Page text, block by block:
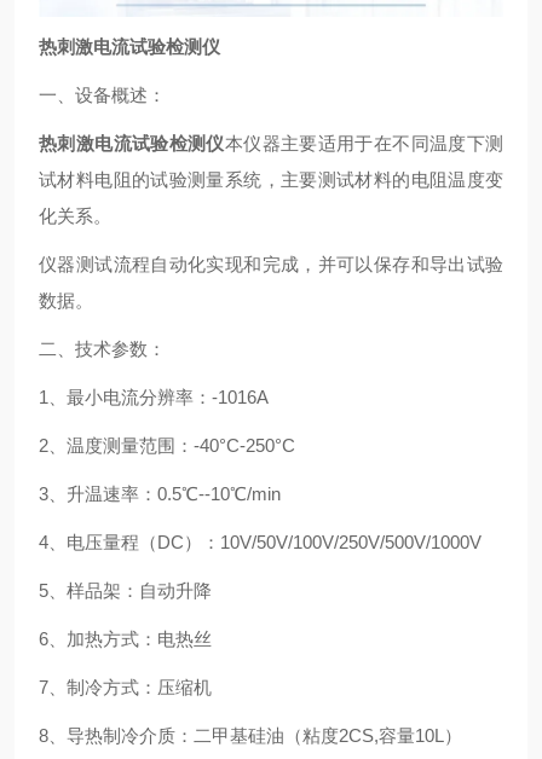
热刺激电流试验检测仪
一、设备概述：
热刺激电流试验检测仪本仪器主要适用于在不同温度下测
试材料电阻的试验测量系统，主要测试材料的电阻温度变
化关系。
仪器测试流程自动化实现和完成，并可以保存和导出试验
数据。
二、技术参数：
1、最小电流分辨率：-1016A
2、温度测量范围：-40°C-250°C
3、升温速率：0.5℃--10℃/min
4、电压量程（DC）：10V/50V/100V/250V/500V/1000V
5、样品架：自动升降
6、加热方式：电热丝
7、制冷方式：压缩机
8、导热制冷介质：二甲基硅油（粘度2CS,容量10L）